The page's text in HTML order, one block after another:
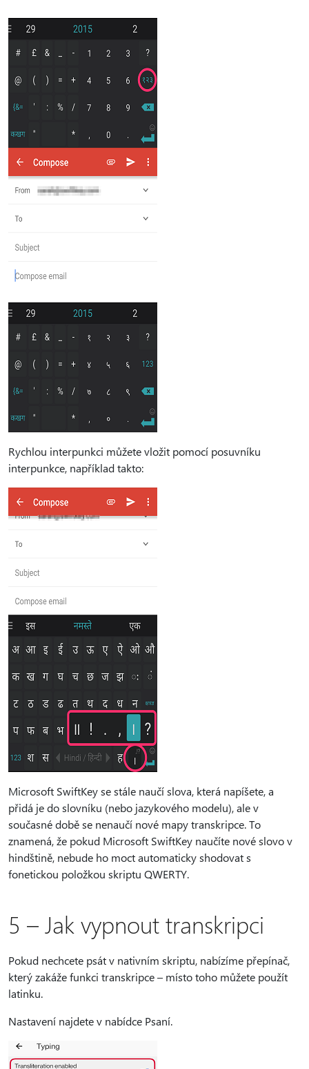
Rychlou interpunkci můžete vložit pomocí posuvníku
interpunkce, například takto:
Microsoft SwiftKey se stále naučí slova, která napíšete, a
přidá je do slovníku (nebo jazykového modelu), ale v
současné době se nenaučí nové mapy transkripce. To
znamená, že pokud Microsoft SwiftKey naučíte nové slovo v
hindštině, nebude ho moct automaticky shodovat s
fonetickou položkou skriptu QWERTY.
5 – Jak vypnout transkripci
Pokud nechcete psát v nativním skriptu, nabízíme přepínač,
který zakáže funkci transkripce – místo toho můžete použít
latinku.
Nastavení najdete v nabídce Psaní.